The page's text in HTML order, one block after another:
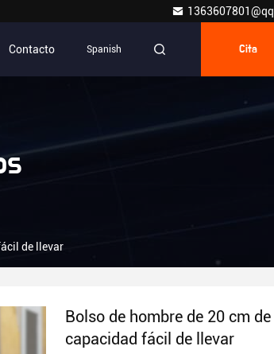
Contacto Spanish Cita
de llevar
Bolso de hombre de 20 cm
capacidad fácil de llevar